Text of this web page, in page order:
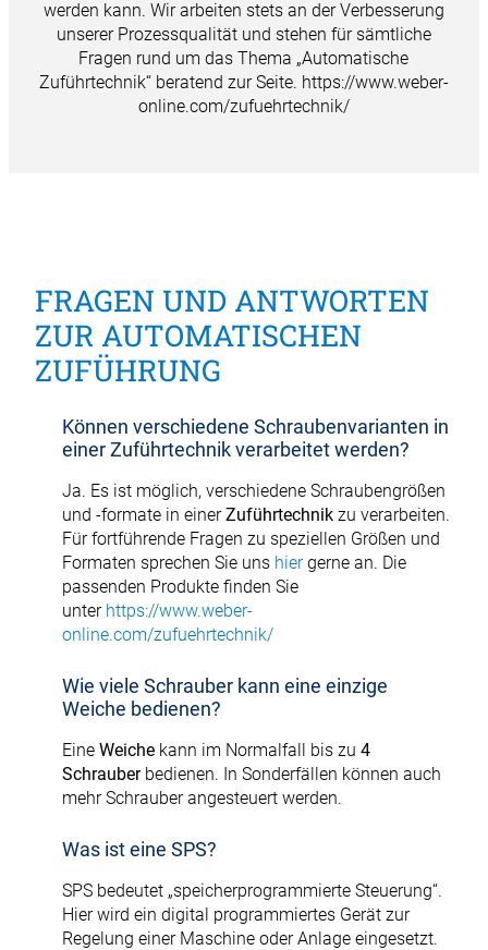
werden kann. Wir arbeiten stets an der Verbesserung
unserer Prozessqualität und stehen für sämtliche
Fragen rund um das Thema „Automatische
Zuführtechnik“ beratend zur Seite. https://www.weber-
online.com/zufuehrtechnik/
FRAGEN UND ANTWORTEN
ZUR AUTOMATISCHEN
ZUFÜHRUNG
Können verschiedene Schraubenvarianten in
einer Zuführtechnik verarbeitet werden?
Ja. Es ist möglich, verschiedene Schraubengrößen
und -formate in einerZuführtechnik zu verarbeiten.
Für fortführende Fragen zu speziellen Größen und
Formaten sprechen Sie uns hiergerne an. Die
passenden Produkte finden Sie
unter https://www.weber-
online.com/zufuehrtechnik/
Wie viele Schrauber kann eine einzige
Weiche bedienen?
Eine Weichekann im Normalfall bis zu 4
Schrauberbedienen. In Sonderfällen können auch
mehr Schrauber angesteuert werden.
Was ist eine SPS?
SPS bedeutet „speicherprogrammierte Steuerung“.
Hier wird ein digital programmiertes Gerät zur
Regelung einer Maschine oder Anlage eingesetzt.